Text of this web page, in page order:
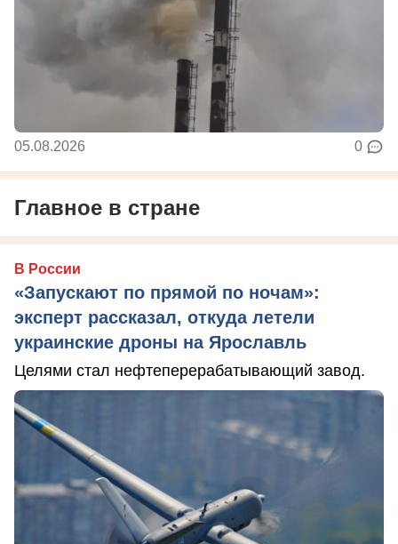
05.08.2026 0
Главное в стране
В России
«Запускают по прямой по ночам»:
эксперт рассказал, откуда летели
украинские дроны на Ярославль
Целями стал нефтеперерабатывающий завод.